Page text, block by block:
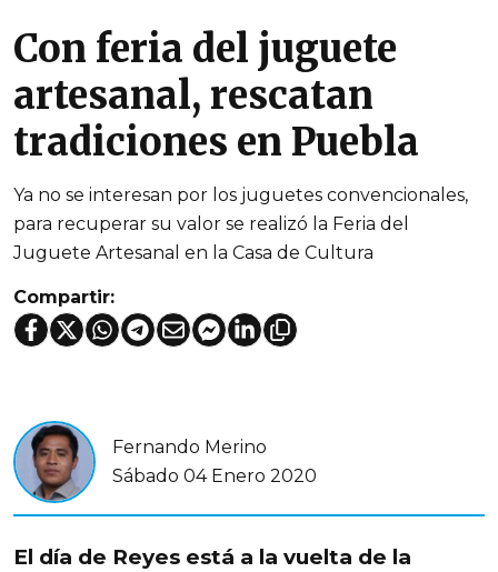
Con feria del juguete
artesanal, rescatan
tradiciones en Puebla
Ya no se interesan por los juguetes convencionales,
para recuperar su valor se realizó la Feria del
Juguete Artesanal en la Casa de Cultura
Compartir:
Fernando Merino
Sábado 04 Enero 2020
El día de Reyes está a la vuelta de la